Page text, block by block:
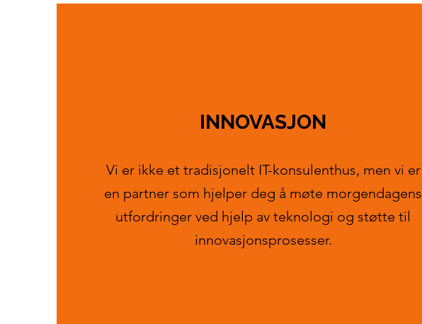
INNOVASJON
Vi er ikke et tradisjonelt IT-konsulenthus, men vi er
en partner som hjelper deg å møte morgendagens
utfordringer ved hjelp av teknologi og støtte til
innovasjonsprosesser.